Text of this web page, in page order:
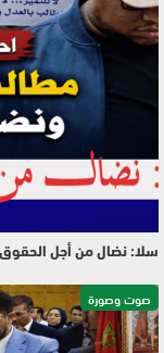
سلا: نضال من أجل الحقوق
صوت وصورة